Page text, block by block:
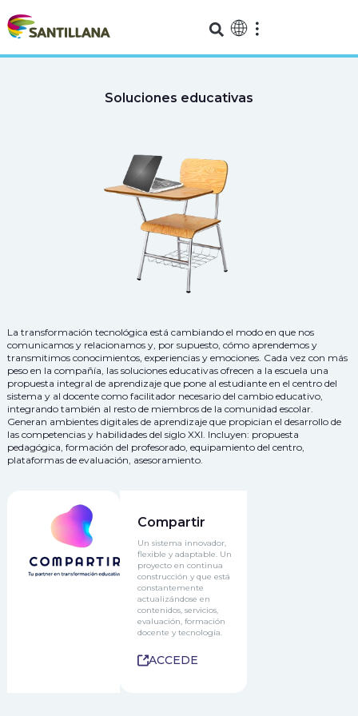
Soluciones educativas
La transformación tecnológica está cambiando el modo en que nos
comunicamos y relacionamos y, por supuesto, cómo aprendemos y
transmitimos conocimientos, experiencias y emociones. Cada vez con más
peso en la compañía, las soluciones educativas ofrecen a la escuela una
propuesta integral de aprendizaje que pone al estudiante en el centro del
sistema y al docente como facilitador necesario del cambio educativo,
integrando también al resto de miembros de la comunidad escolar.
Generan ambientes digitales de aprendizaje que propician el desarrollo de
las competencias y habilidades del siglo XXI. Incluyen: propuesta
pedagógica, formación del profesorado, equipamiento del centro,
plataformas de evaluación, asesoramiento.
Compartir
Un sistema innovador,
flexible y adaptable. Un
proyecto en continua
construcción y que está
constantemente
actualizándose en
contenidos, servicios,
evaluación, formación
docente y tecnología.
ACCEDE